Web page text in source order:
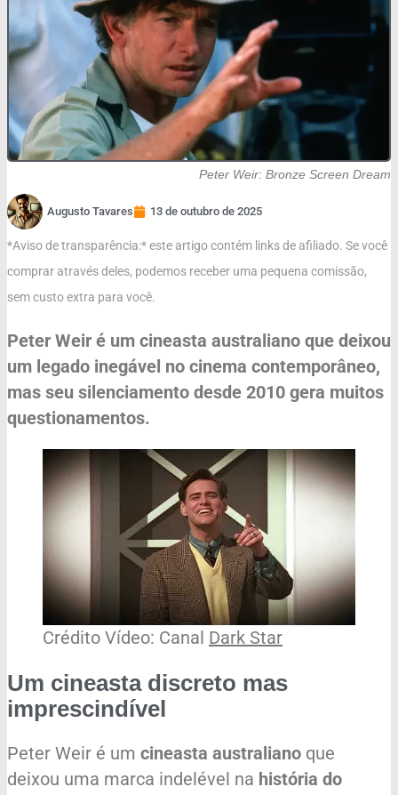
Peter Weir: Bronze Screen Dream
Augusto Tavares 13 de outubro de 2025
*Aviso de transparência:* este artigo contém links de afiliado. Se você
comprar através deles, podemos receber uma pequena comissão,
sem custo extra para você.
Peter Weir é um cineasta australiano que deixou
um legado inegável no cinema contemporâneo,
mas seu silenciamento desde 2010 gera muitos
questionamentos.
Crédito Vídeo: Canal Dark Star
Um cineasta discreto mas
imprescindível
Peter Weir é um cineasta australiano que
deixou uma marca indelével na história do